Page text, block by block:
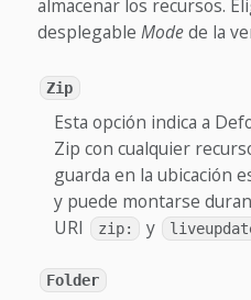
almacenar los recursos.
desplegable Modede la
Zip
Esta opción indica a
Zip con cualquier
guarda en la ubicación
y puede montarse
URI
zip: y
Folder